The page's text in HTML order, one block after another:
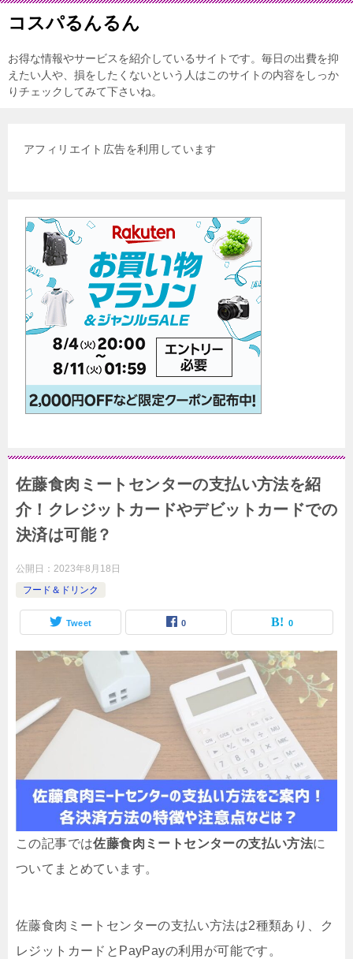
コスパるんるん
お得な情報やサービスを紹介しているサイトです。毎日の出費を抑
えたい人や、損をしたくないという人はこのサイトの内容をしっか
りチェックしてみて下さいね。
アフィリエイト広告を利用しています
佐藤食肉ミートセンターの支払い方法を紹
介！クレジットカードやデビットカードでの
決済は可能？
公開日： 2023年8月18日
フード＆ドリンク
Tweet 0 0
この記事では佐藤食肉ミートセンターの支払い方法に
ついてまとめています。
佐藤食肉ミートセンターの支払い方法は2種類あり、ク
レジットカードとPayPayの利用が可能です。